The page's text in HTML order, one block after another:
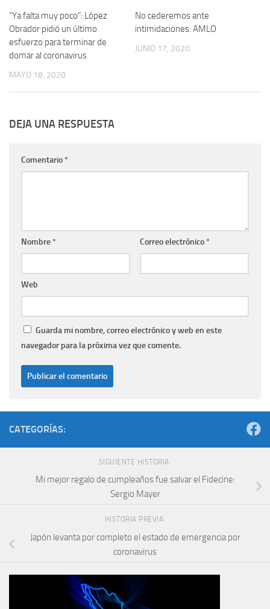
“Ya falta muy poco”: López
Obrador pidió un último
esfuerzo para terminar de
domar al coronavirus
MAYO 18, 2020
No cederemos ante
intimidaciones: AMLO
JUNIO 17, 2020
DEJA UNA RESPUESTA
Comentario*
Nombre* Correo electrónico*
Web
Guarda mi nombre, correo electrónico y web en este
navegador para la próxima vez que comente.
CATEGORÍAS:
SIGUIENTE HISTORIA
Mi mejor regalo de cumpleaños fue salvar el Fidecine:
Sergio Mayer
HISTORIA PREVIA
Japón levanta por completo el estado de emergencia por
coronavirus